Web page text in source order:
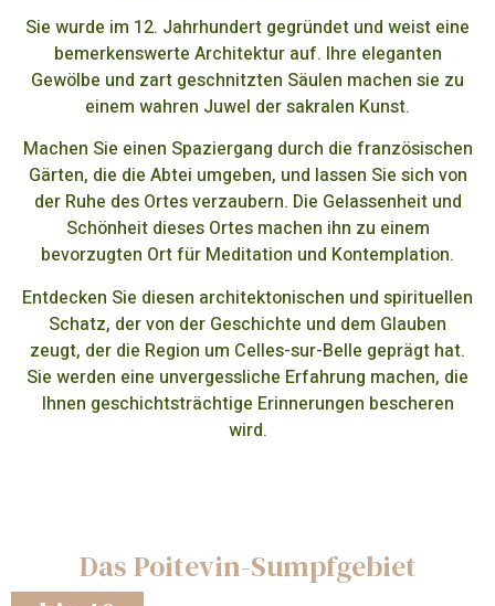
Sie wurde im 12. Jahrhundert gegründet und weist eine
bemerkenswerte Architektur auf. Ihre eleganten
Gewölbe und zart geschnitzten Säulen machen sie zu
einem wahren Juwel der sakralen Kunst.
Machen Sie einen Spaziergang durch die französischen
Gärten, die die Abtei umgeben, und lassen Sie sich von
der Ruhe des Ortes verzaubern. Die Gelassenheit und
Schönheit dieses Ortes machen ihn zu einem
bevorzugten Ort für Meditation und Kontemplation.
Entdecken Sie diesen architektonischen und spirituellen
Schatz, der von der Geschichte und dem Glauben
zeugt, der die Region um Celles-sur-Belle geprägt hat.
Sie werden eine unvergessliche Erfahrung machen, die
Ihnen geschichtsträchtige Erinnerungen bescheren
wird.
Das Poitevin-Sumpfgebiet